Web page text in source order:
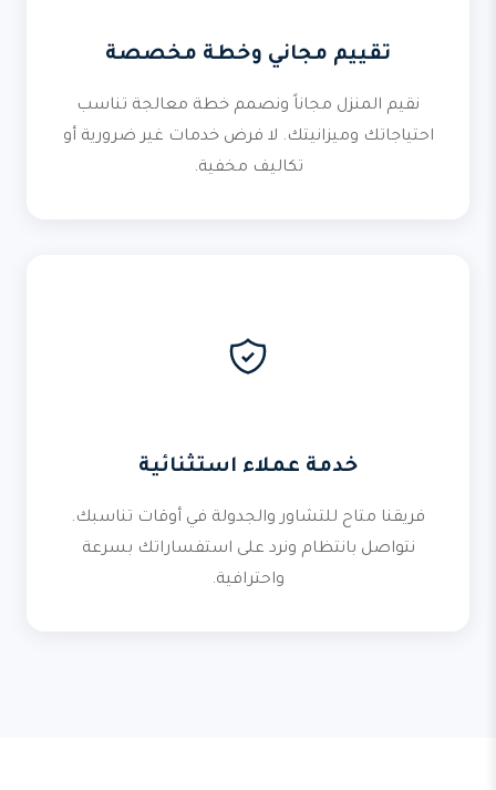
تقييم مجاني وخطة مخصصة
نقيم المنزل مجاناً ونصمم خطة معالجة تناسب
احتياجاتك وميزانيتك. لا فرض خدمات غير ضرورية أو
تكاليف مخفية.
خدمة عملاء استثنائية
فريقنا متاح للتشاور والجدولة في أوقات تناسبك.
نتواصل بانتظام ونرد على استفساراتك بسرعة
واحترافية.